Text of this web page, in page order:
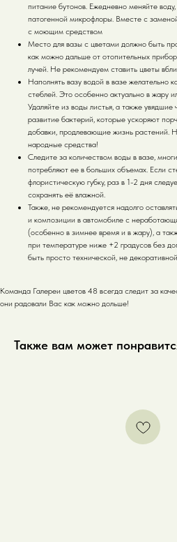
питание бутонов. Ежедневно меняйте
патогенной микрофлоры. Вместе с
с моющим средством
Место для вазы с цветами должно быть
как можно дальше от отопительных
лучей. Не рекомендуем ставить цветы
Наполнять вазу водой в вазе желательно
стеблей. Это особенно актуально в жару
Удаляйте из воды листья, а также
развитие бактерий, которые ускоряют
добавки, продлевающие жизнь растений.
народные средства!
Следите за количеством воды в вазе,
потребляют ее в больших объемах. Если
флористическую губку, раз в 1-2 дня
сохранять её влажной.
Также, не рекомендуется надолго
и композиции в автомобиле с
(особенно в зимнее время и в жару), а
при температуре ниже +2 градусов без
быть просто технической, не
Команда Галереи цветов 48 всегда следит за
они радовали Вас как можно дольше!
Также вам может